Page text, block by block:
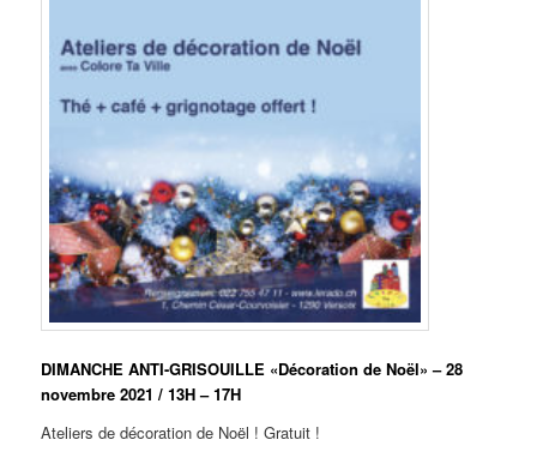
DIMANCHE ANTI-GRISOUILLE «Décoration de Noël» – 28
novembre 2021 / 13H – 17H
Ateliers de décoration de Noël ! Gratuit !